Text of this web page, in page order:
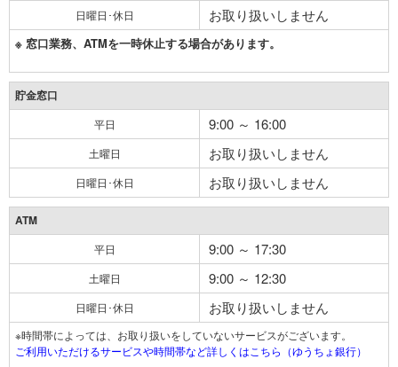
日曜日･休日 お取り扱いしません
※ 窓口業務、ATMを一時休止する場合があります。
貯金窓口
平日 9:00 ～ 16:00
土曜日 お取り扱いしません
日曜日･休日 お取り扱いしません
ATM
平日 9:00 ～ 17:30
土曜日 9:00 ～ 12:30
日曜日･休日 お取り扱いしません
※時間帯によっては、お取り扱いをしていないサービスがございます。
ご利用いただけるサービスや時間帯など詳しくはこちら（ゆうちょ銀行）